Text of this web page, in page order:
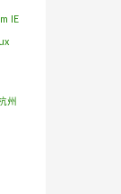
IE
州